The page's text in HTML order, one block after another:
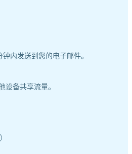
内发送到您的电子邮件。
设备共享流量。